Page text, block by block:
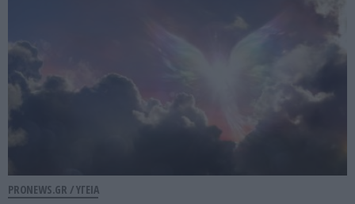
PRONEWS.GR /ΥΓΕΙΑ